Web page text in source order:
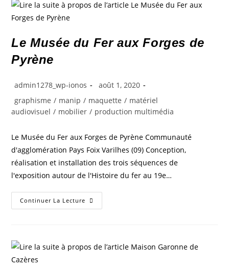
Le Musée du Fer aux Forges de
Pyrène
admin1278_wp-ionos
août 1, 2020
graphisme / manip / maquette / matériel
audiovisuel / mobilier / production multimédia
Le Musée du Fer aux Forges de Pyrène Communauté
d'agglomération Pays Foix Varilhes (09) Conception,
réalisation et installation des trois séquences de
l'exposition autour de l'Histoire du fer au 19e…
Continuer La Lecture